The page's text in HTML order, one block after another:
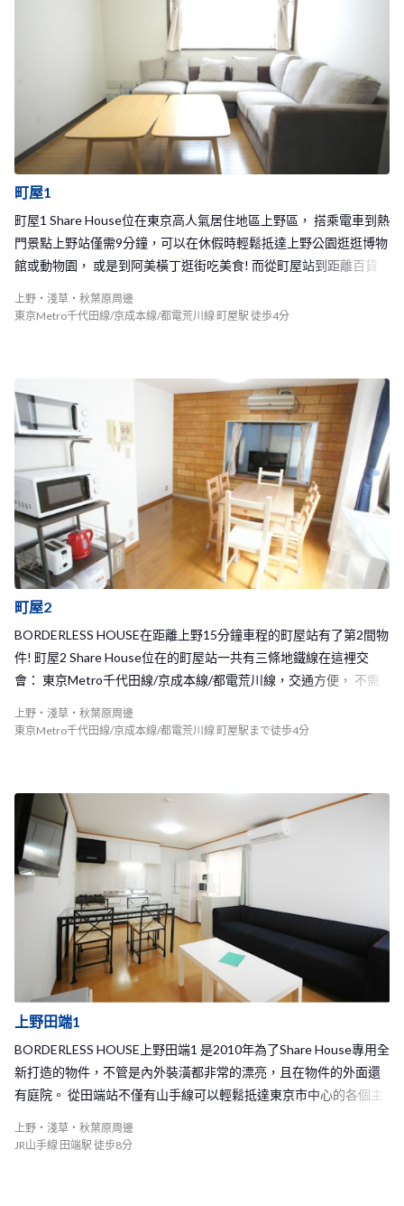
8個人的Share House，菊川1和2 Share House都在附近而已，因此
有很多機會可以認識到很多的新朋友哦，三個House的大家也能聚
在一起開派對呢! 如果你喜歡認識來自世界各地朋友或是想要和日本
人交流學習日文你的，相當推薦我們的菊川3 Share House給你！
町屋1
町屋1 Share House位在東京高人氣居住地區上野區， 搭乘電車到熱
門景點上野站僅需9分鐘，可以在休假時輕鬆抵達上野公園逛逛博物
館或動物園， 或是到阿美橫丁逛街吃美食! 而從町屋站到距離百貨
平時就可以到北千住逛街購物，或和室友朋友們一起到北千住巷弄
的節省許多時間！在沿路有許多的超市和便利商店， 回家路程可以
順道購買所需要的日用品等等，生活機能完善方便！ 此外，在町屋
1 Share House的附近有很大的公園， 天氣好時能和室友到公園野
餐，或是買杯啤酒到這裡小酌一番！ 町屋1 Share House可以容納八
名房客， 是個人數相當剛好的Share House，和室友能夠有充分的
交流機會！ 相信你一定能在BORDERLESS HOUSE町屋1度過快樂又
難忘的時光， 為你在日本的生活留下美好回憶。
上野・淺草・秋葉原周邊
東京Metro千代田線/京成本線/都電荒川線 町屋駅 徒歩4分
町屋2
BORDERLESS HOUSE在距離上野15分鐘車程的町屋站有了第2間物
件! 町屋2 Share House位在的町屋站一共有三條地鐵線在這裡交
會： 東京Metro千代田線/京成本線/都電荒川線，交通方便， 不需
站，不過你想的到的店家或是餐廳、大型超市等， 也都在車站周邊
也僅有一站的距離，3分鐘車程就能抵達， 對於熱愛逛街的你，町
屋站也是一個相當不錯的好選擇喔！ 從町屋2 Share House走到車站
步程約8分鐘。 町屋2 Share House一共可容納9名房客， 不算大的
客廳及廚房，房客們時常聚在這裡一起聊天、看電視或下廚， 能和
來自世界各地的室友有充分的交流機會！ 非常有家的感覺的町屋2 S
hare House，一定可以帶給你舒適又開心的東京新生活！
上野・淺草・秋葉原周邊
東京Metro千代田線/京成本線/都電荒川線 町屋駅まで徒歩4分
上野田端1
BORDERLESS HOUSE上野田端1 是2010年為了Share House專用全
新打造的物件，不管是內外裝潢都非常的漂亮，且在物件的外面還
有庭院。 從田端站不僅有山手線可以輕鬆抵達東京市中心的各個主
等站都非常的方便！從田端車站走路到上野田端1 Share House只需
上野・淺草・秋葉原周邊
JR山手線 田端駅 徒歩8分